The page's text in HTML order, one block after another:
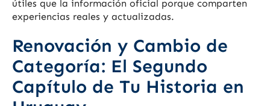
útiles que la información oficial porque comparten
experiencias reales y actualizadas.
Renovación y Cambio de
Categoría: El Segundo
Capítulo de Tu Historia en